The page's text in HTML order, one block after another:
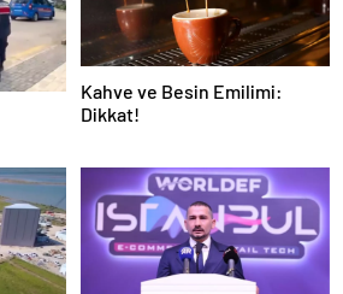
Kahve ve Besin Emilimi:
Dikkat!